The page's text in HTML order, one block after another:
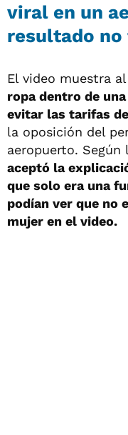
viral en un
resultado no
El video muestra
ropa dentro de
evitar las tarifas
la oposición del
aeropuerto. Según
aceptó la
que solo era una
podían ver que no
mujer en el video.